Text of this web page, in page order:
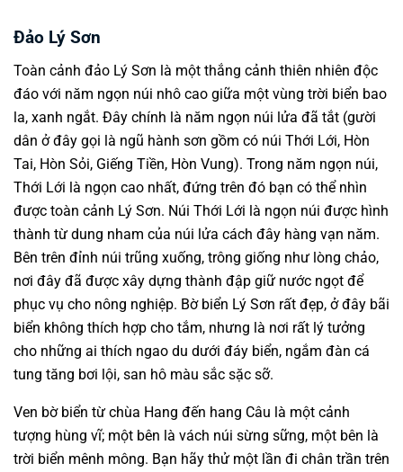
Đảo Lý Sơn
Toàn cảnh đảo Lý Sơn là một thắng cảnh thiên nhiên độc
đáo với năm ngọn núi nhô cao giữa một vùng trời biển bao
la, xanh ngắt. Đây chính là năm ngọn núi lửa đã tắt (gười
dân ở đây gọi là ngũ hành sơn gồm có núi Thới Lới, Hòn
Tai, Hòn Sỏi, Giếng Tiền, Hòn Vung). Trong năm ngọn núi,
Thới Lới là ngọn cao nhất, đứng trên đó bạn có thể nhìn
được toàn cảnh Lý Sơn. Núi Thới Lới là ngọn núi được hình
thành từ dung nham của núi lửa cách đây hàng vạn năm.
Bên trên đỉnh núi trũng xuống, trông giống như lòng chảo,
nơi đây đã được xây dựng thành đập giữ nước ngọt để
phục vụ cho nông nghiệp. Bờ biển Lý Sơn rất đẹp, ở đây bãi
biển không thích hợp cho tắm, nhưng là nơi rất lý tưởng
cho những ai thích ngao du dưới đáy biển, ngắm đàn cá
tung tăng bơi lội, san hô màu sắc sặc sỡ.
Ven bờ biển từ chùa Hang đến hang Câu là một cảnh
tượng hùng vĩ; một bên là vách núi sừng sững, một bên là
trời biển mênh mông. Bạn hãy thử một lần đi chân trần trên